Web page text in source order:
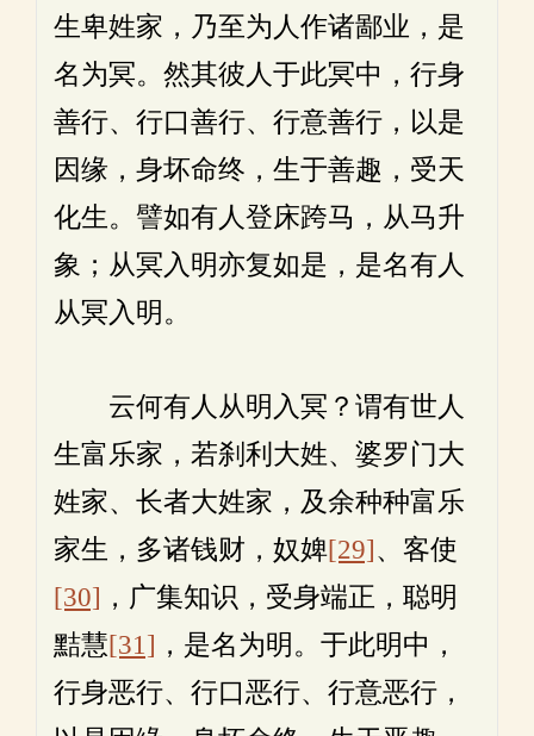
生卑姓家，乃至为人作诸鄙业，是
名为冥。然其彼人于此冥中，行身
善行、行口善行、行意善行，以是
因缘，身坏命终，生于善趣，受天
化生。譬如有人登床跨马，从马升
象；从冥入明亦复如是，是名有人
从冥入明。
云何有人从明入冥？谓有世人
生富乐家，若刹利大姓、婆罗门大
姓家、长者大姓家，及余种种富乐
家生，多诸钱财，奴婢[29]、客使
[30] ，广集知识，受身端正，聪明
黠慧[31] ，是名为明。于此明中，
行身恶行、行口恶行、行意恶行，